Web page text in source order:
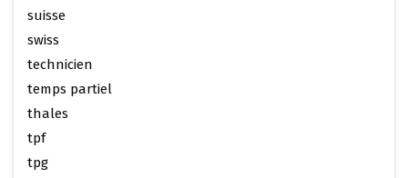
suisse
swiss
technicien
temps partiel
thales
tpf
tpg